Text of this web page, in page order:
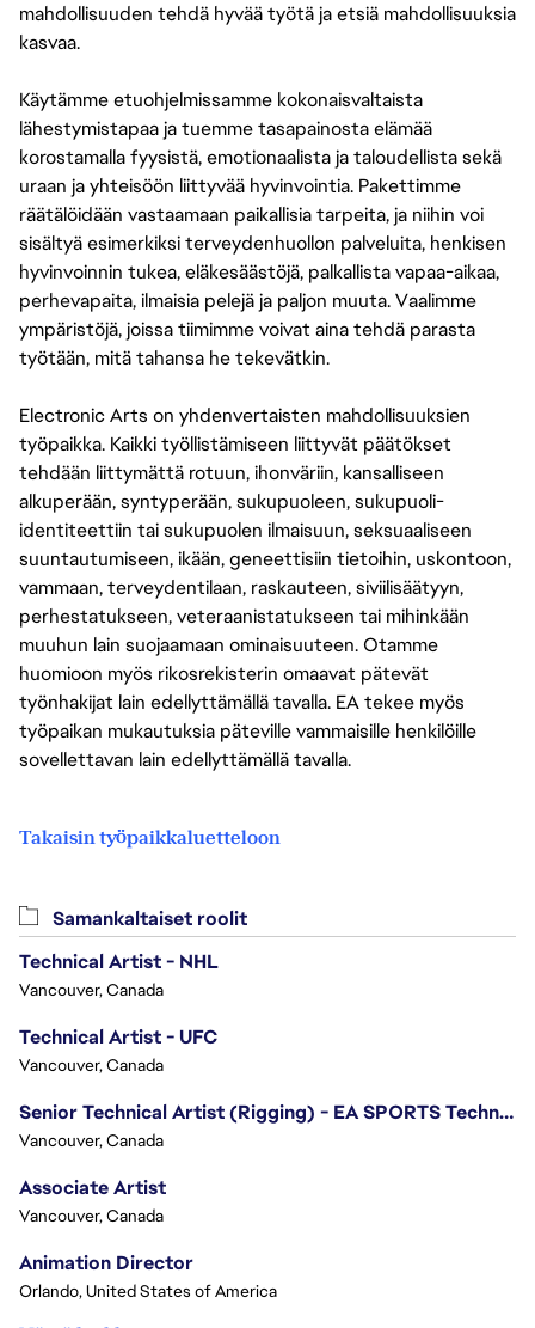
mahdollisuuden tehdä hyvää työtä ja etsiä mahdollisuuksia
kasvaa.
Käytämme etuohjelmissamme kokonaisvaltaista
lähestymistapaa ja tuemme tasapainosta elämää
korostamalla fyysistä, emotionaalista ja taloudellista sekä
uraan ja yhteisöön liittyvää hyvinvointia. Pakettimme
räätälöidään vastaamaan paikallisia tarpeita, ja niihin voi
sisältyä esimerkiksi terveydenhuollon palveluita, henkisen
hyvinvoinnin tukea, eläkesäästöjä, palkallista vapaa-aikaa,
perhevapaita, ilmaisia pelejä ja paljon muuta. Vaalimme
ympäristöjä, joissa tiimimme voivat aina tehdä parasta
työtään, mitä tahansa he tekevätkin.
Electronic Arts on yhdenvertaisten mahdollisuuksien
työpaikka. Kaikki työllistämiseen liittyvät päätökset
tehdään liittymättä rotuun, ihonväriin, kansalliseen
alkuperään, syntyperään, sukupuoleen, sukupuoli-
identiteettiin tai sukupuolen ilmaisuun, seksuaaliseen
suuntautumiseen, ikään, geneettisiin tietoihin, uskontoon,
vammaan, terveydentilaan, raskauteen, siviilisäätyyn,
perhestatukseen, veteraanistatukseen tai mihinkään
muuhun lain suojaamaan ominaisuuteen. Otamme
huomioon myös rikosrekisterin omaavat pätevät
työnhakijat lain edellyttämällä tavalla. EA tekee myös
työpaikan mukautuksia päteville vammaisille henkilöille
sovellettavan lain edellyttämällä tavalla.
Takaisin työpaikkaluetteloon
Samankaltaiset roolit
Technical Artist - NHL
Vancouver, Canada
Technical Artist - UFC
Vancouver, Canada
Senior Technical Artist (Rigging) - EA SPORTS Technology
Vancouver, Canada
Associate Artist
Vancouver, Canada
Animation Director
Orlando, United States of America